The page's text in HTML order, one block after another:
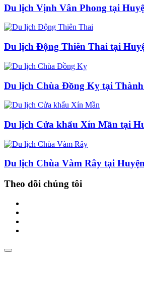
Du lịch Vịnh Vân Phong tại
Du lịch Động Thiên Thai tại
Du lịch Chùa Đồng Kỵ tại
Du lịch Cửa khẩu Xín Mần tại
Du lịch Chùa Vàm Rây tại
Theo dõi chúng tôi